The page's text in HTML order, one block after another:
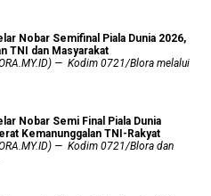
Nobar Semifinal Piala Dunia 2026,
TNI dan Masyarakat
— Kodim 0721/Blora melalui
Nobar Semi Final Piala Dunia
Kemanunggalan TNI-Rakyat
— Kodim 0721/Blora dan